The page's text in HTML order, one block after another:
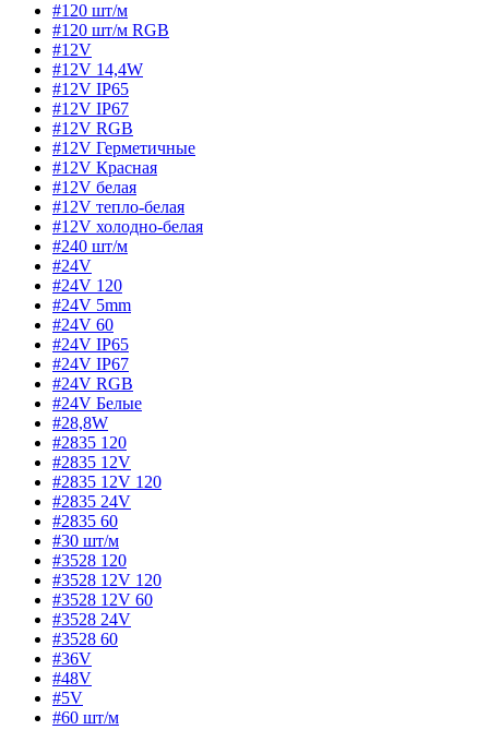
#120 шт/м
#120 шт/м RGB
#12V
#12V 14,4W
#12V IP65
#12V IP67
#12V RGB
#12V Герметичные
#12V Красная
#12V белая
#12V тепло-белая
#12V холодно-белая
#240 шт/м
#24V
#24V 120
#24V 5mm
#24V 60
#24V IP65
#24V IP67
#24V RGB
#24V Белые
#28,8W
#2835 120
#2835 12V
#2835 12V 120
#2835 24V
#2835 60
#30 шт/м
#3528 120
#3528 12V 120
#3528 12V 60
#3528 24V
#3528 60
#36V
#48V
#5V
#60 шт/м